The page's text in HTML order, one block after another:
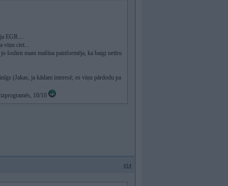
EGR....
viņu ciet...
šodien mani mašīna painformēja, ka baigi netīru
(Jakas, ja kādam interesē, es viņu pārdodu pa
10/10
#14